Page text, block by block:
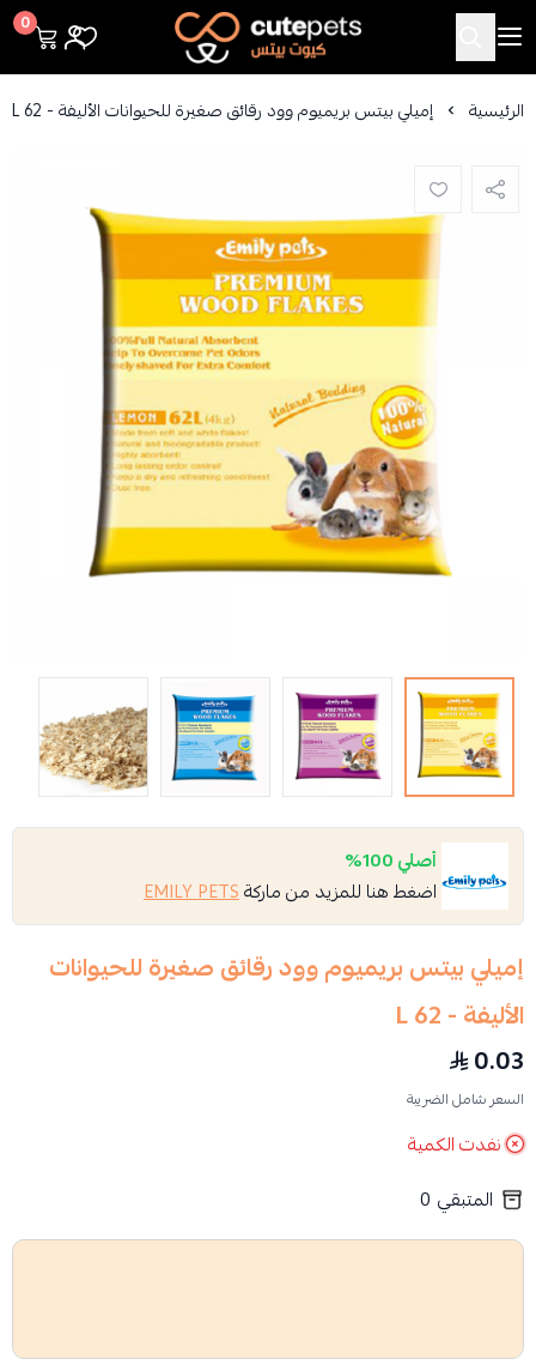
Cutepets
0
الرئيسية إميلي بيتس بريميوم وود رقائق صغيرة للحيوانات الأليفة - 62 L
أصلي 100%
اضغط هنا للمزيد من ماركةEMILY PETS
إميلي بيتس بريميوم وود رقائق صغيرة للحيوانات
الأليفة - 62 L
0.03
السعر شامل الضريبة
نفدت الكمية
المتبقي 0